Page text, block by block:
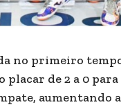
no primeiro
de 2 a 0
aumentando